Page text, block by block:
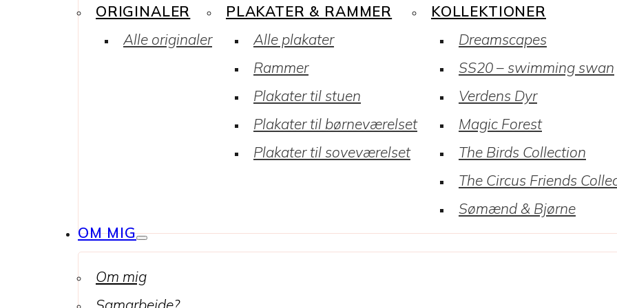
ORIGINALER
Alle originaler
PLAKATER & RAMMER
Alle plakater
Rammer
Plakater til stuen
Plakater til børneværelset
Plakater til soveværelset
KOLLEKTIONER
Dreamscapes
SS20 – swimming swan
Verdens Dyr
Magic Forest
The Birds Collection
The Circus Friends
Sømænd & Bjørne
OM MIG
Om mig